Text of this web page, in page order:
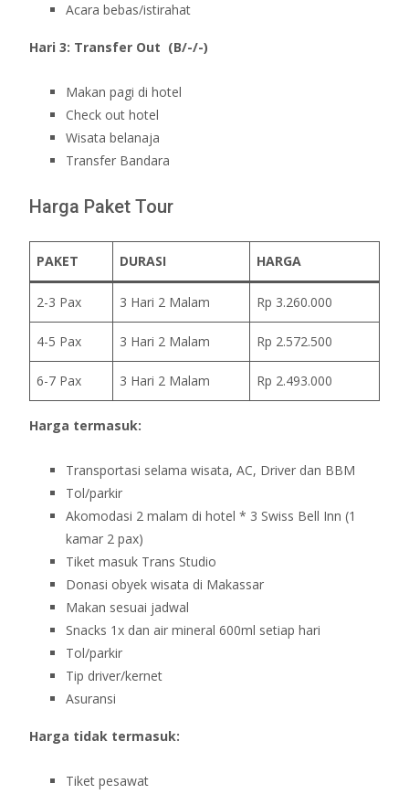
Acara bebas/istirahat
Hari 3: Transfer Out (B/-/-)
Makan pagi di hotel
Check out hotel
Wisata belanaja
Transfer Bandara
Harga Paket Tour
PAKET DURASI HARGA
2-3 Pax 3 Hari 2 Malam Rp 3.260.000
4-5 Pax 3 Hari 2 Malam Rp 2.572.500
6-7 Pax 3 Hari 2 Malam Rp 2.493.000
Harga termasuk:
Transportasi selama wisata, AC, Driver dan BBM
Tol/parkir
Akomodasi 2 malam di hotel * 3 Swiss Bell Inn (1
kamar 2 pax)
Tiket masuk Trans Studio
Donasi obyek wisata di Makassar
Makan sesuai jadwal
Snacks 1x dan air mineral 600ml setiap hari
Tol/parkir
Tip driver/kernet
Asuransi
Harga tidak termasuk:
Tiket pesawat